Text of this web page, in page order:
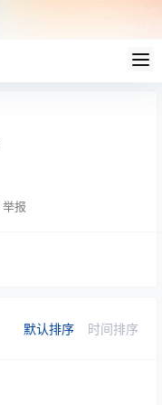
举报
默认排序 时间排序